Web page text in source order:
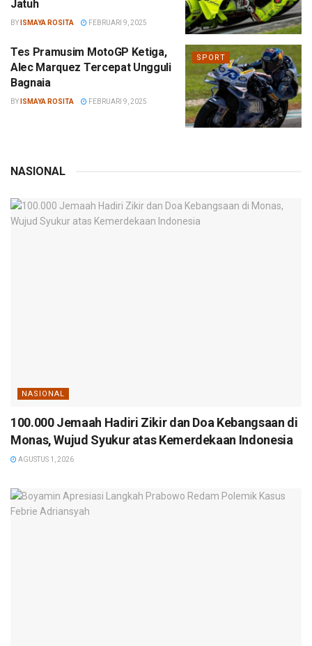
Jatuh
BY ISMAYA ROSITA FEBRUARI 9, 2025
SPORT
Tes Pramusim MotoGP Ketiga,
Alec Marquez Tercepat Ungguli
Bagnaia
BY ISMAYA ROSITA FEBRUARI 9, 2025
NASIONAL
NASIONAL
100.000 Jemaah Hadiri Zikir dan Doa Kebangsaan di
Monas, Wujud Syukur atas Kemerdekaan Indonesia
AGUSTUS 1, 2026